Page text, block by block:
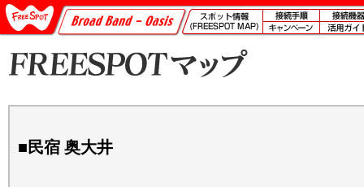
■民宿 奥大井